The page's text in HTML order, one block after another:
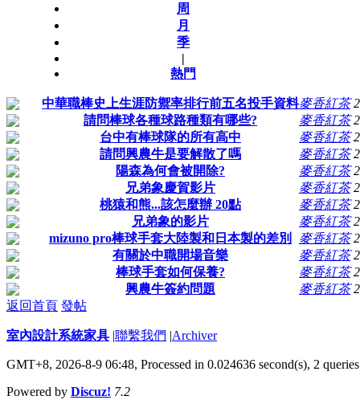
周
月
季
|
熱門
中華職棒史上生涯防禦率排行前五名投手資料麥香紅茶
請問棒球各種球路種類有哪些?
麥香紅茶
台中有棒球隊的所有高中
麥香紅茶
請問興農牛是要解散了嗎
麥香紅茶
陽森為何會被開除?
麥香紅茶
兄弟象慶賀影片
麥香紅茶
桃猿和熊...該怎麼辦 20點
麥香紅茶
兄弟象的影片
麥香紅茶
mizuno pro棒球手套大陸製和日本製的差別
麥香紅茶
有關於中職開場音樂
麥香紅茶
棒球手套如何保養?
麥香紅茶
興農牛簽約問題
麥香紅茶
返回首頁 發帖
室內設計系統家具 |聯繫我們 |Archiver
GMT+8, 2026-8-9 06:48, Processed in 0.024636 second(s), 2 queries
Powered by Discuz! 7.2